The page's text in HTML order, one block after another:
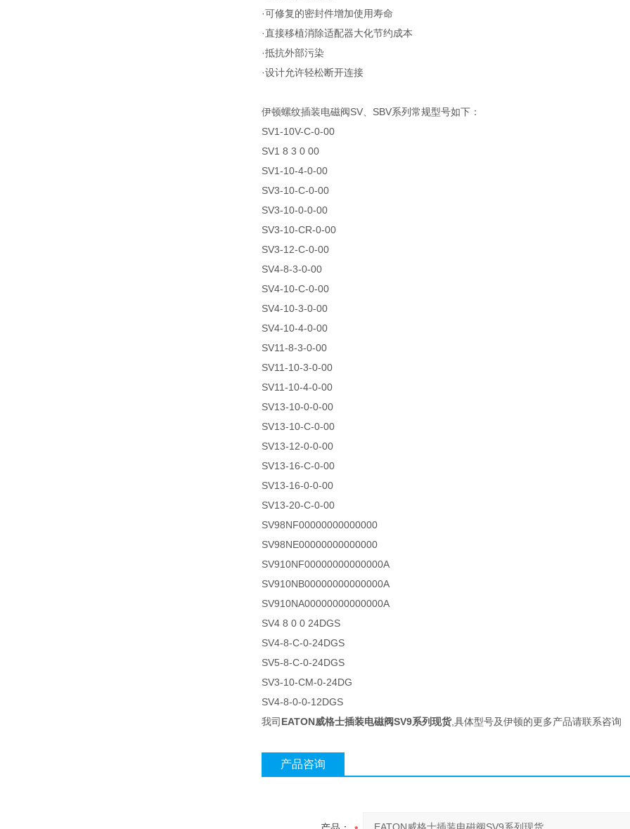
·可修复的密封件增加使用寿命
·直接移植消除适配器大化节约成本
·抵抗外部污染
·设计允许轻松断开连接
伊顿螺纹插装电磁阀SV、SBV系列常规型号如下：
SV1-10V-C-0-00
SV1 8 3 0 00
SV1-10-4-0-00
SV3-10-C-0-00
SV3-10-0-0-00
SV3-10-CR-0-00
SV3-12-C-0-00
SV4-8-3-0-00
SV4-10-C-0-00
SV4-10-3-0-00
SV4-10-4-0-00
SV11-8-3-0-00
SV11-10-3-0-00
SV11-10-4-0-00
SV13-10-0-0-00
SV13-10-C-0-00
SV13-12-0-0-00
SV13-16-C-0-00
SV13-16-0-0-00
SV13-20-C-0-00
SV98NF00000000000000
SV98NE00000000000000
SV910NF00000000000000A
SV910NB00000000000000A
SV910NA00000000000000A
SV4 8 0 0 24DGS
SV4-8-C-0-24DGS
SV5-8-C-0-24DGS
SV3-10-CM-0-24DG
SV4-8-0-0-12DGS
我司 EATON威格士插装电磁阀SV9系列现货,具体型号及伊顿的更多产品请联系咨询
产品咨询